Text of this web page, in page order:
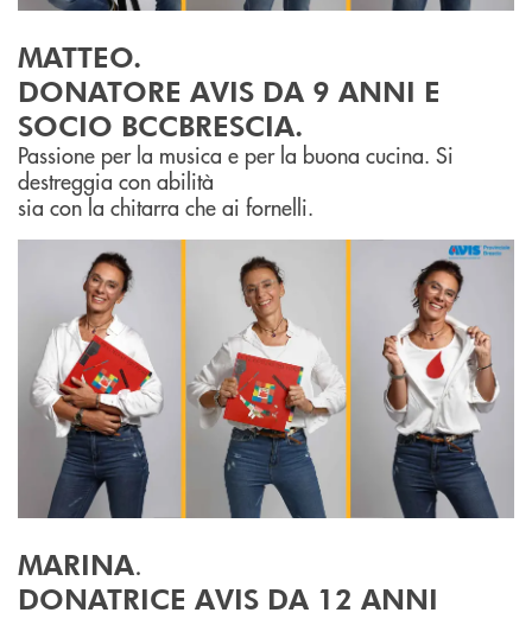
MATTEO.
DONATORE AVIS DA 9 ANNI E
SOCIO BCCBRESCIA.
Passione per la musica e per la buona cucina. Si
destreggia con abilità
sia con la chitarra che ai fornelli.
MARINA.
DONATRICE AVIS DA 12 ANNI